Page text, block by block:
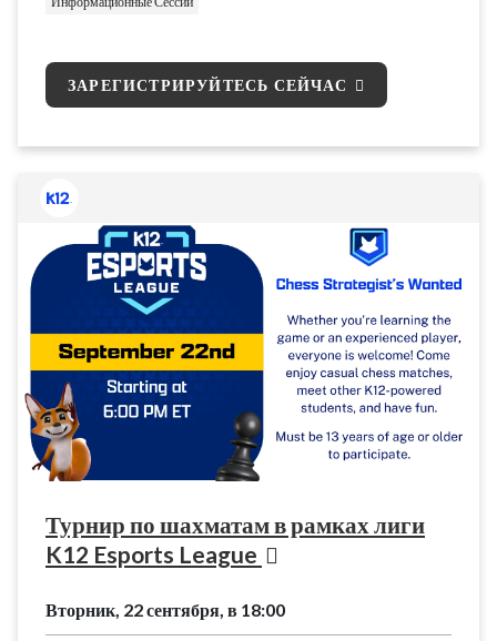
ЗАРЕГИСТРИРУЙТЕСЬ СЕЙЧАС
Турнир по шахматам в рамках лиги
K12 Esports League
Вторник, 22 сентября, в 18:00